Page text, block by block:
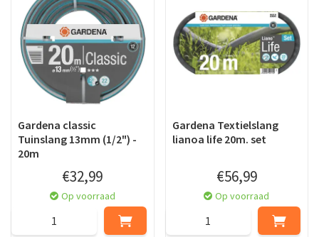
Gardena classic
Tuinslang 13mm (1/2") -
20m
€32,99
Op voorraad
Gardena Textielslang
lianoa life 20m. set
€56,99
Op voorraad